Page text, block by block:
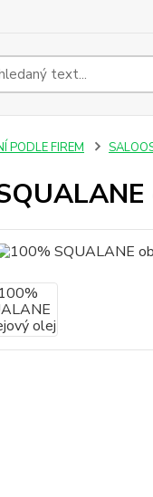
PODLE FIREM